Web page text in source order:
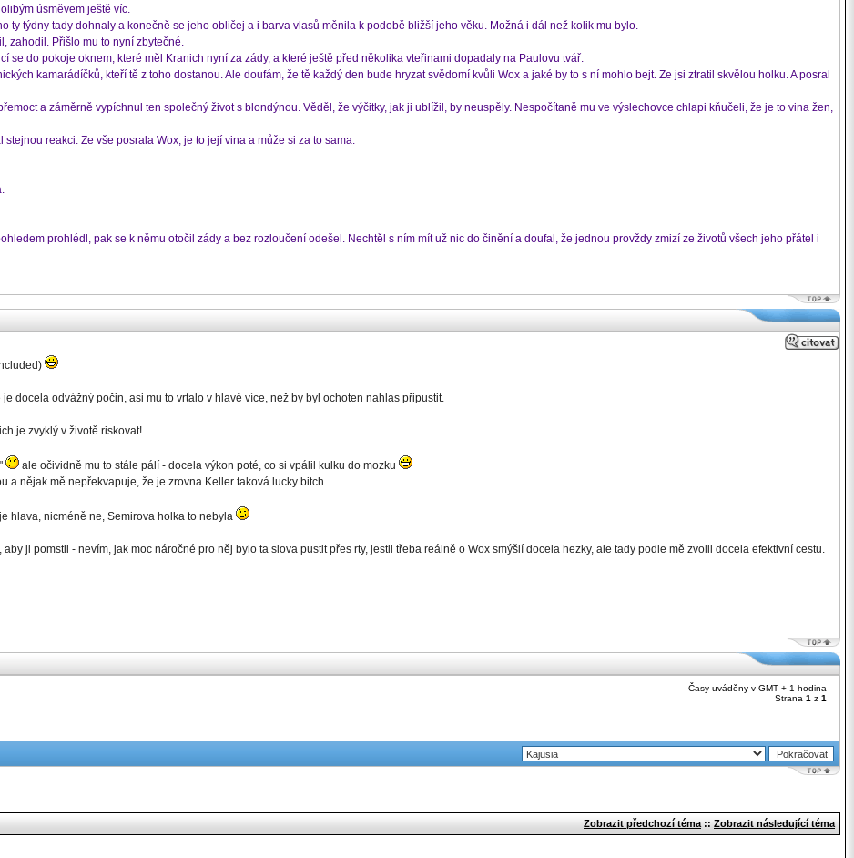
úsměvem ještě víc.
ty týdny tady dohnaly a konečně se jeho obličej a i barva vlasů měnila k podobě bližší jeho věku. Možná i dál než kolik mu bylo.
zahodil. Přišlo mu to nyní zbytečné.
se do pokoje oknem, které měl Kranich nyní za zády, a které ještě před několika vteřinami dopadaly na Paulovu tvář.
kamarádíčků, kteří tě z toho dostanou. Ale doufám, že tě každý den bude hryzat svědomí kvůli Wox a jaké by to s ní mohlo bejt. Ze jsi ztratil skvělou holku. A posral
a záměrně vypíchnul ten společný život s blondýnou. Věděl, že výčitky, jak ji ublížil, by neuspěly. Nespočítaně mu ve výslechovce chlapi kňučeli, že je to vina žen,
stejnou reakci. Ze vše posrala Wox, je to její vina a může si za to sama.
prohlédl, pak se k němu otočil zády a bez rozloučení odešel. Nechtěl s ním mít už nic do činění a doufal, že jednou provždy zmizí ze životů všech jeho přátel i
docela odvážný počin, asi mu to vrtalo v hlavě více, než by byl ochoten nahlas připustit.
je zvyklý v životě riskovat!
ale očividně mu to stále pálí - docela výkon poté, co si vpálil kulku do mozku
a nějak mě nepřekvapuje, že je zrovna Keller taková lucky bitch.
hlava, nicméně ne, Semirova holka to nebyla
ji pomstil - nevím, jak moc náročné pro něj bylo ta slova pustit přes rty, jestli třeba reálně o Wox smýšlí docela hezky, ale tady podle mě zvolil docela efektivní cestu.
Časy uváděny v GMT + 1 hodina
Strana 1 z 1
Zobrazit předchozí téma :: Zobrazit následující téma